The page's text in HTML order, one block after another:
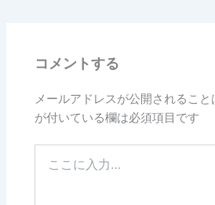
コメントする
メールアドレスが公開されること
が付いている欄は必須項目です